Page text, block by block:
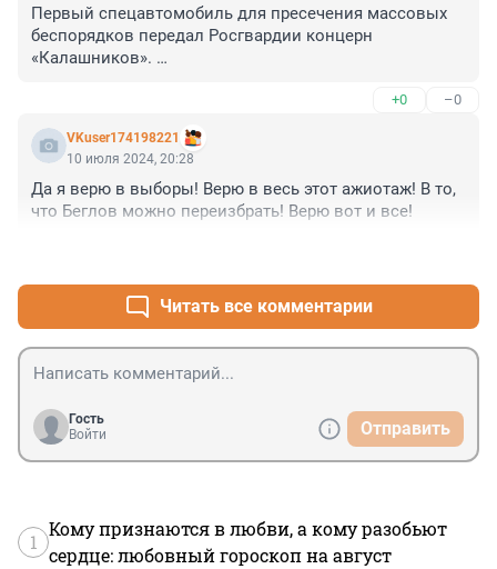
Первый спецавтомобиль для пресечения массовых
беспорядков передал Росгвардии концерн
«Калашников».
Росгвардии. С его помощью можно блокировать
движение людей и защищать сотрудников во время
массовых беспорядков.
Мобильный комплекс включает в себя ограждение,
систему пожаротушения, видеонаблюдения и
регистрирования, а также устройства звукового и
дивизионе специальных машин завода
«Калашников». Они будут поставляться в
правоохранительные органы партиями в 2024 и 2025
годах.
+0 –0
VKuser174198221
10 июля 2024, 20:28
Да я верю в выборы! Верю в весь этот ажиотаж! В то,
что Беглов можно переизбрать! Верю вот и все!
Читать все комментарии
Гость
Войти
Отправить
1
Кому признаются в любви, а кому разобьют
сердце: любовный гороскоп на август